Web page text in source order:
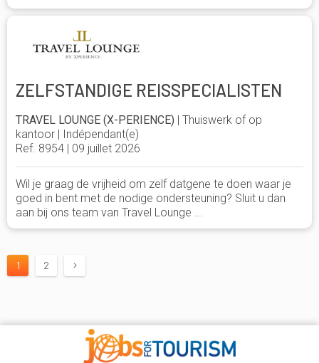
ZELFSTANDIGE REISSPECIALISTEN
TRAVEL LOUNGE (X-PERIENCE) | Thuiswerk of op
kantoor | Indépendant(e)
Ref. 8954 | 09 juillet 2026
Wil je graag de vrijheid om zelf datgene te doen waar je
goed in bent met de nodige ondersteuning? Sluit u dan
aan bij ons team van Travel Lounge ...
1 2